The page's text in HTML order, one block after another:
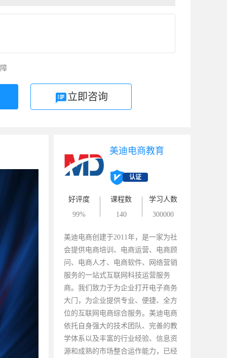
立即咨询
美迪电商教育
认证
好评度
99%
课程数
140
学习人数
300000
美迪电商创建于2011年，是一家为社
会提供电商培训、电商运营、电商顾
问、电商人才、电商软件、网络营销
服务的一站式互联网科技运营服务
商。我们致力于为企业打开电子商务
大门，为企业提供专业、便捷、全方
位的互联网电商综合服务。美迪电商
依托自身强大的技术团队、完善的教
学体系以及丰富的行业经验、信息资
源和成熟的市场整合运作能力，已经